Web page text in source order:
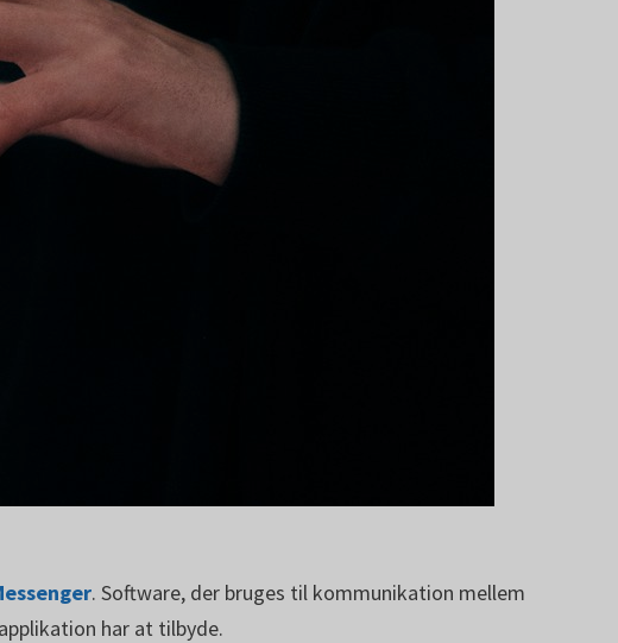
. Software, der bruges til kommunikation mellem
har at tilbyde.